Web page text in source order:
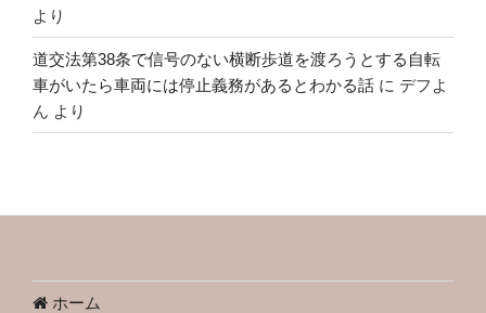
より
道交法第38条で信号のない横断歩道を渡ろうとする自転
車がいたら車両には停止義務があるとわかる話 に デフよ
ん より
ホーム